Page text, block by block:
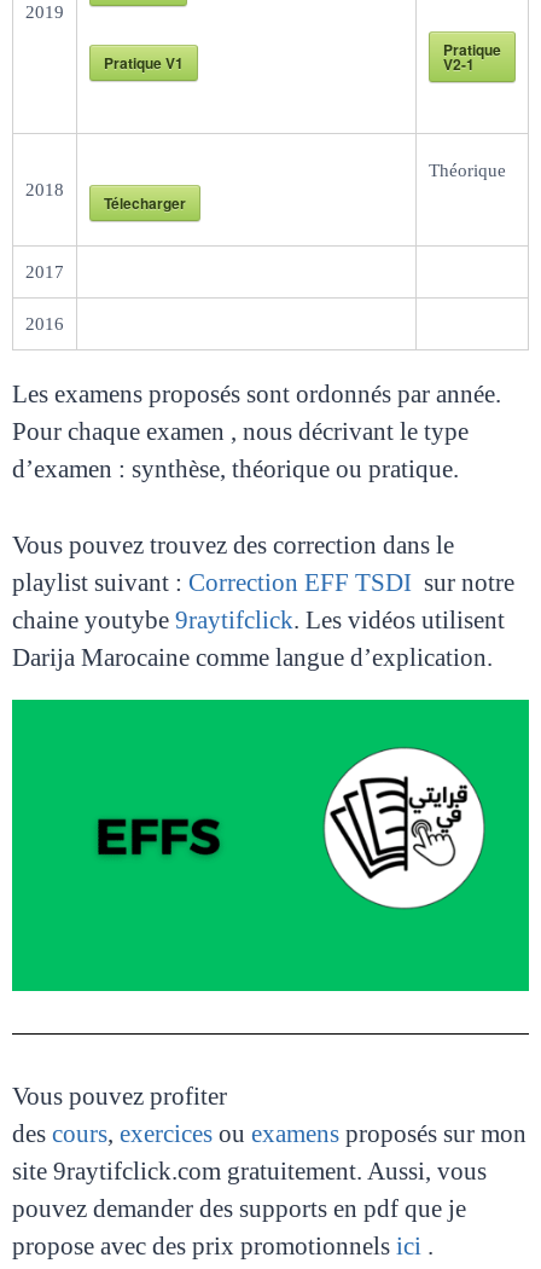
2019
Pratique V1
Pratique
V2-1
2018
Télecharger
Théorique
2017
2016
Les examens proposés sont ordonnés par année.
Pour chaque examen , nous décrivant le type
d’examen : synthèse, théorique ou pratique.
Vous pouvez trouvez des correction dans le
playlist suivant : Correction EFF TSDI sur notre
chaine youtybe 9raytifclick. Les vidéos utilisent
Darija Marocaine comme langue d’explication.
Vous pouvez profiter
des cours exercices ou examens proposés sur mon
site 9raytifclick.com gratuitement. Aussi, vous
pouvez demander des supports en pdf que je
propose avec des prix promotionnels ici